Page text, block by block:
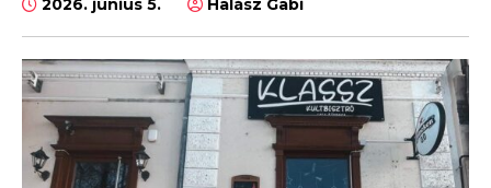
2026. június 5. Halász Gabi